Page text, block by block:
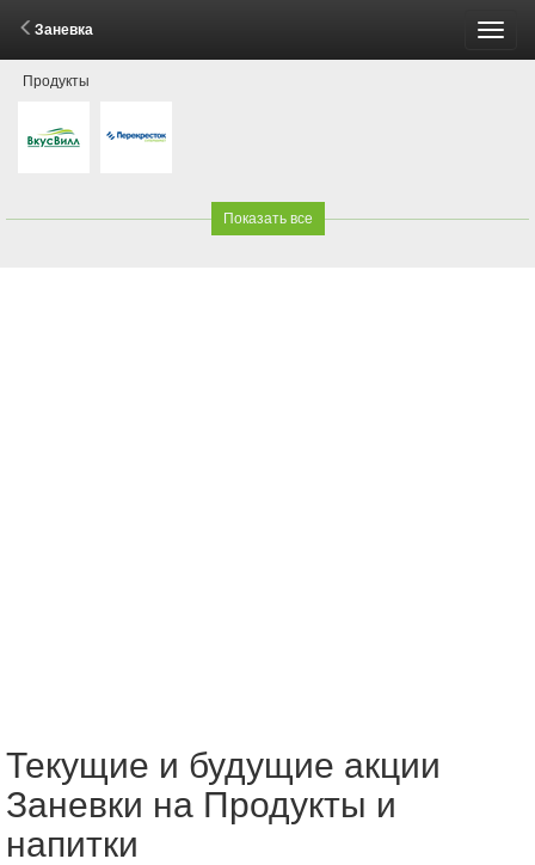
Заневка
Продукты
Показать все
Текущие и будущие акции
Заневки на Продукты и
напитки